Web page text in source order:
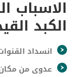
الاسباب
الكبد
انسداد
عدوى من